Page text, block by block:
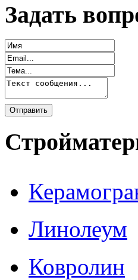
Задать
Линолеум
Ковролин